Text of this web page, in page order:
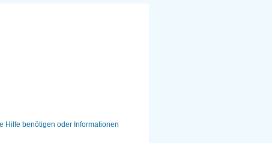
Hilfe benötigen oder Informationen